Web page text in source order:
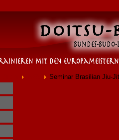
Seminar Brasilian Jiu-